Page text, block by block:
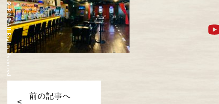
前の記事へ
© POC All Rights Reserved.